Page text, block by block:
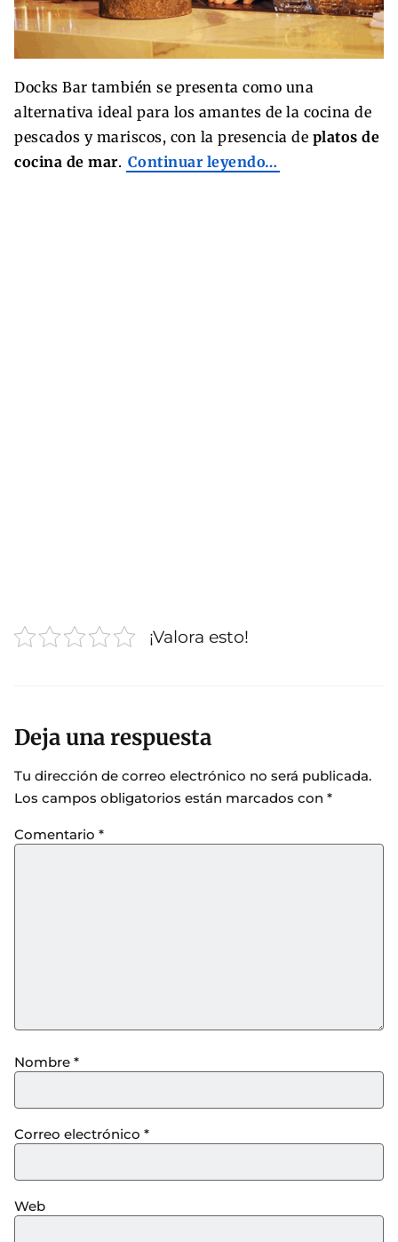
Docks Bar también se presenta como una
alternativa ideal para los amantes de la cocina de
pescados y mariscos, con la presencia de platos de
cocina de mar. Continuar leyendo…
¡Valora esto!
Deja una respuesta
Tu dirección de correo electrónico no será publicada.
Los campos obligatorios están marcados con *
Comentario *
Nombre *
Correo electrónico *
Web